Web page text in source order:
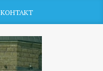
КОНТАКТ